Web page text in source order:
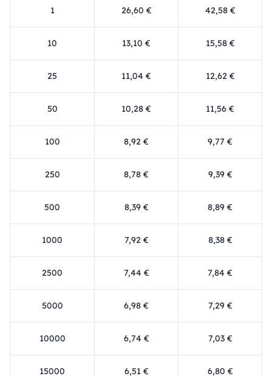
1 26,60 € 42,58 €
10 13,10 € 15,58 €
25 11,04 € 12,62 €
50 10,28 € 11,56 €
100 8,92 € 9,77 €
250 8,78 € 9,39 €
500 8,39 € 8,89 €
1000 7,92 € 8,38 €
2500 7,44 € 7,84 €
5000 6,98 € 7,29 €
10000 6,74 € 7,03 €
15000 6,51 € 6,80 €